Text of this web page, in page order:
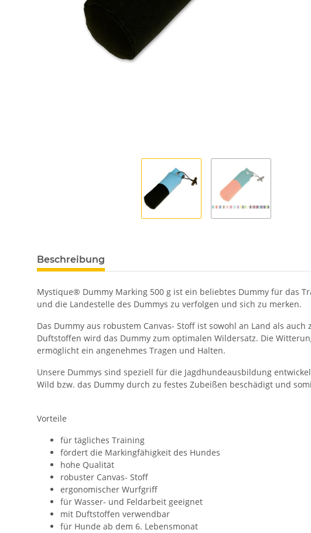
Beschreibung
Mystique® Dummy Marking 500 g ist ein beliebtes Dummy für das
und die Landestelle des Dummys zu verfolgen und sich zu merken.
Das Dummy aus robustem Canvas- Stoff ist sowohl an Land als
Duftstoffen wird das Dummy zum optimalen Wildersatz. Die
ermöglicht ein angenehmes Tragen und Halten.
Unsere Dummys sind speziell für die Jagdhundeausbildung
Wild bzw. das Dummy durch zu festes Zubeißen beschädigt und
Vorteile
für tägliches Training
fördert die Markingfähigkeit des Hundes
hohe Qualität
robuster Canvas- Stoff
ergonomischer Wurfgriff
für Wasser- und Feldarbeit geeignet
mit Duftstoffen verwendbar
für Hunde ab dem 6. Lebensmonat